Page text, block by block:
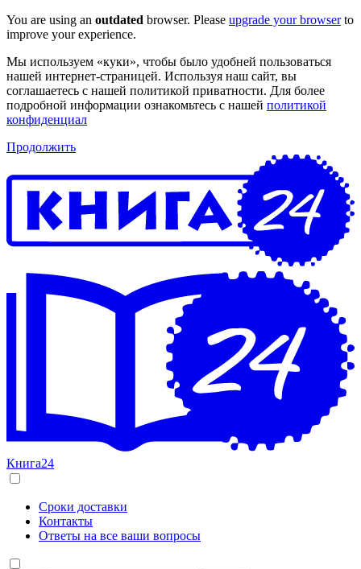
You are using an outdated browser. Please upgrade your browserto
improve your experience.
Мы используем «куки», чтобы было удобней пользоваться
нашей интернет-страницей. Используя наш сайт, вы
соглашаетесь с нашей политикой приватности. Для более
подробной информации ознакомьтесь с нашей политикой
конфиденциал
Продолжить
Книга24
Сроки доставки
Контакты
Ответы на все ваши вопросы